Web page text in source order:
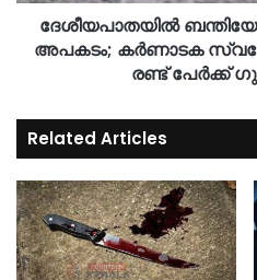
ദേശീയപാതയിൽ
അപകടം; കർണാടക
രണ്ട് പേർക്ക്
Related Articles